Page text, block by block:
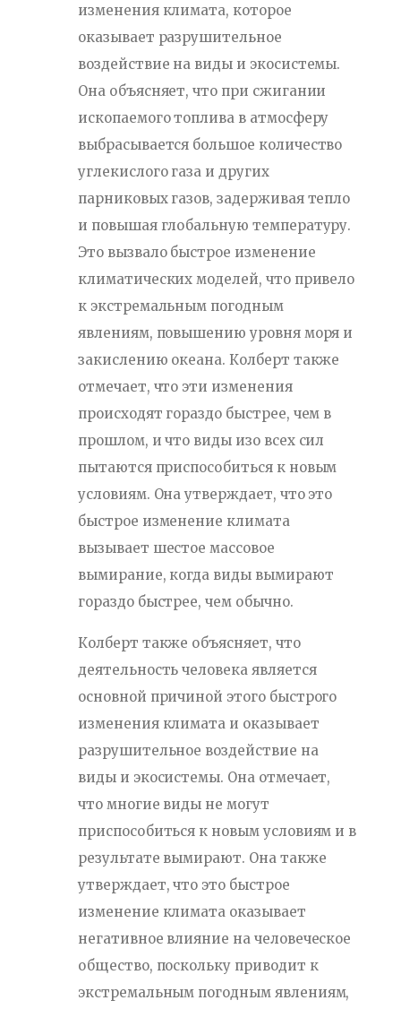
изменения климата, которое
оказывает разрушительное
воздействие на виды и экосистемы.
Она объясняет, что при сжигании
ископаемого топлива в атмосферу
выбрасывается большое количество
углекислого газа и других
парниковых газов, задерживая тепло
и повышая глобальную температуру.
Это вызвало быстрое изменение
климатических моделей, что привело
к экстремальным погодным
явлениям, повышению уровня моря и
закислению океана. Колберт также
отмечает, что эти изменения
происходят гораздо быстрее, чем в
прошлом, и что виды изо всех сил
пытаются приспособиться к новым
условиям. Она утверждает, что это
быстрое изменение климата
вызывает шестое массовое
вымирание, когда виды вымирают
гораздо быстрее, чем обычно.
Колберт также объясняет, что
деятельность человека является
основной причиной этого быстрого
изменения климата и оказывает
разрушительное воздействие на
виды и экосистемы. Она отмечает,
что многие виды не могут
приспособиться к новым условиям и в
результате вымирают. Она также
утверждает, что это быстрое
изменение климата оказывает
негативное влияние на человеческое
общество, поскольку приводит к
экстремальным погодным явлениям,